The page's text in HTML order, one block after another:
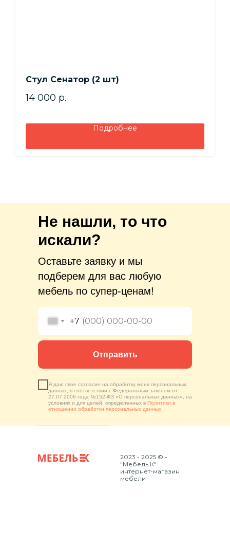
Стул Сенатор (2 шт)
14 000 р.
Подробнее
Не нашли, то что
искали?
Оставьте заявку и мы
подберем для вас любую
мебель по супер-ценам!
+7
Я даю свое согласие на обработку моих персональных
данных, в соответствии с Федеральным законом от
27.07.2006 года №152-ФЗ «О персональных данных», на
условиях и для целей, определенных в Политики в
отношении обработки персональных данных
Отправить
2023 - 2025 © -
"Мебель К"
интернет-магазин
мебели